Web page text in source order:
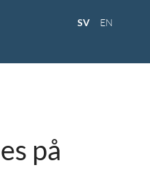
SV EN
på